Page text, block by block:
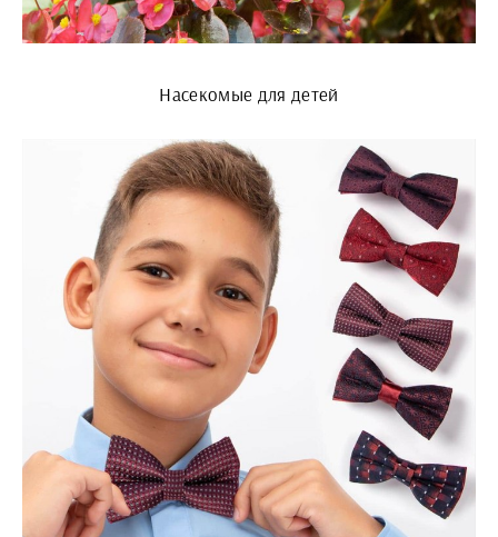
Насекомые для детей